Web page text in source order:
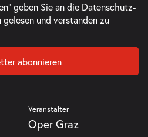
geben Sie an die Datenschutz-
gelesen und verstanden zu
abonnieren
Veranstalter
Oper Graz